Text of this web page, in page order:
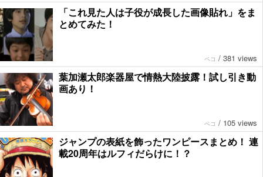
「これ見た人は子役が成長した画像貼れ」をま
とめてみた！
ペコ / 381 views
葉加瀬太郎楽器屋で情熱大陸披露！試し引き動
画あり！
ペコ / 105 views
ジャンプの表紙を飾ったワンピースまとめ！ 連
載20周年はルフィだらけに！？